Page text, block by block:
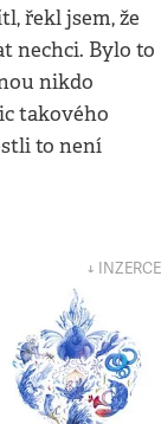
řekl jsem, že
nechci. Bylo to
nikdo
takového
to není
↓ INZERCE